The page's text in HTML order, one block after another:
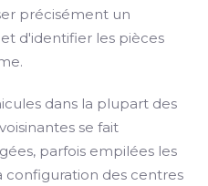
précisément un
d'identifier les pièces
dans la plupart des
se fait
parfois empilées les
configuration des centres